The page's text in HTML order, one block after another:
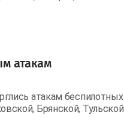
атакам
атакам беспилотных
Брянской, Тульской